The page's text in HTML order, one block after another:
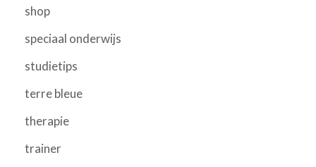
shop
speciaal onderwijs
studietips
terre bleue
therapie
trainer